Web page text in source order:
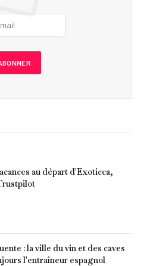
au départ d'Exoticca,
: la ville du vin et des caves
l'entraîneur espagnol